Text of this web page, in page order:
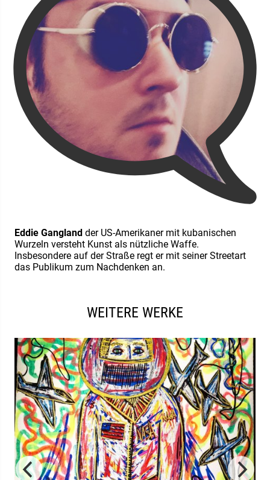
Eddie Gangland der US-Amerikaner mit kubanischen
Wurzeln versteht Kunst als nützliche Waffe.
Insbesondere auf der Straße regt er mit seiner Streetart
das Publikum zum Nachdenken an.
WEITERE WERKE